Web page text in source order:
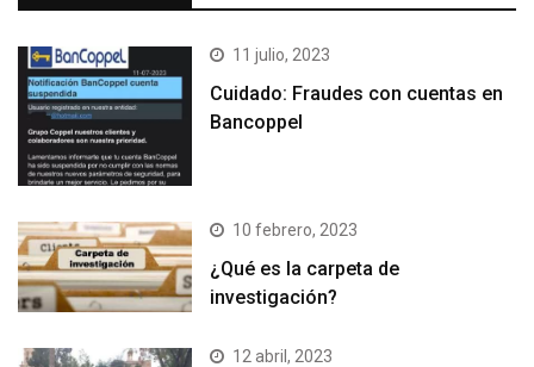
11 julio, 2023
Cuidado: Fraudes con cuentas en
Bancoppel
10 febrero, 2023
¿Qué es la carpeta de
investigación?
12 abril, 2023